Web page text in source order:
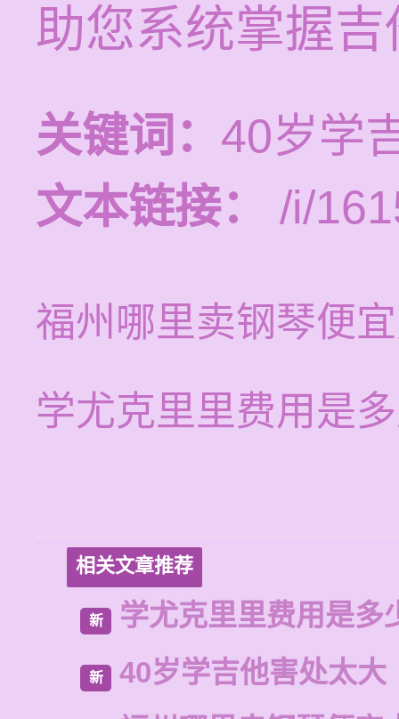
助您系统掌握
关键词： 40岁学
文本链接：
/i/
福州哪里卖钢琴便
学尤克里里费用是
相关文章推荐
新 学尤克里里费用是多
新
40岁学吉他害处太大